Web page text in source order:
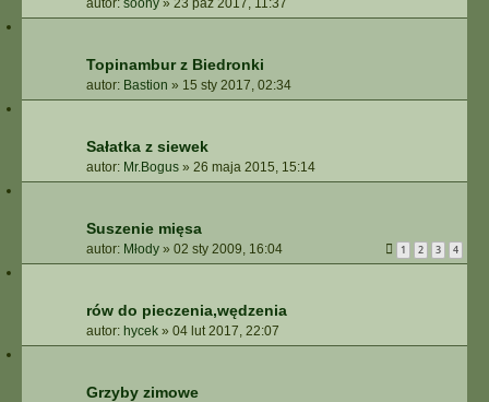
autor: soohy » 23 paź 2017, 11:37
Topinambur z Biedronki
autor: Bastion » 15 sty 2017, 02:34
Sałatka z siewek
autor: Mr.Bogus » 26 maja 2015, 15:14
Suszenie mięsa
autor: Młody » 02 sty 2009, 16:04 1 2 3 4
rów do pieczenia,wędzenia
autor: hycek » 04 lut 2017, 22:07
Grzyby zimowe